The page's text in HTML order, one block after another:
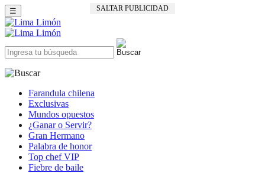
SALTAR PUBLICIDAD
☰
Farandula chilena
Exclusivas
Mundos opuestos
¿Ganar o Servir?
Gran Hermano
Palabra de honor
Top chef VIP
Fiebre de baile